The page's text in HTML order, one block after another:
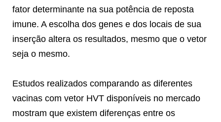
fator determinante na sua potência de reposta
imune. A escolha dos genes e dos locais de sua
inserção altera os resultados, mesmo que o vetor
seja o mesmo.
Estudos realizados comparando as diferentes
vacinas com vetor HVT disponíveis no mercado
mostram que existem diferenças entre os